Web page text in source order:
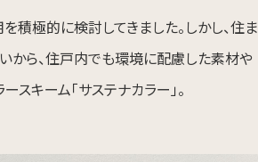
積極的に検討してきました。しかし、住ま
から、住戸内でも環境に配慮した素材や
キーム「サステナカラー」。